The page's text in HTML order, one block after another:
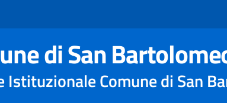
di San
Istituzionale Comune di San